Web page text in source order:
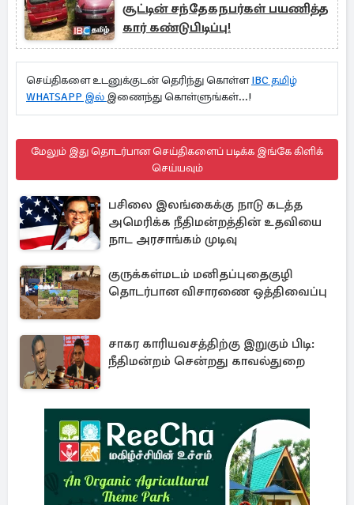
சூட்டின் சந்தேகநபர்கள் பயணித்த
கார் கண்டுபிடிப்பு!
செய்திகளை உடனுக்குடன் தெரிந்து கொள்ளIBC தமிழ்
WHATSAPP இல் இணைந்து கொள்ளுங்கள்...!
மேலும் இது தொடர்பான செய்திகளைப் படிக்க இங்கே கிளிக்
செய்யவும்
பசிலை இலங்கைக்கு நாடு கடத்த
அமெரிக்க நீதிமன்றத்தின் உதவியை
நாட அரசாங்கம் முடிவு
குருக்கள்மடம் மனிதப்புதைகுழி
தொடர்பான விசாரணை ஒத்திவைப்பு
சாகர காரியவசத்திற்கு இறுகும் பிடி:
நீதிமன்றம் சென்றது காவல்துறை